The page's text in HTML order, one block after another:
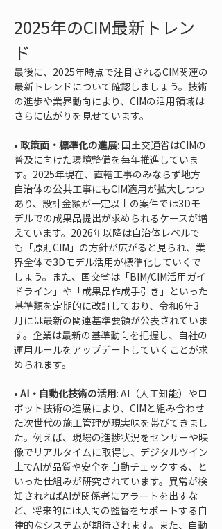
2025年のCIM最新トレン
ド
最後に、2025年時点で注目されるCIM関連の
最新トレンドについて確認しましょう。技術
の進歩や業界動向により、CIMの活用領域は
さらに広がりを見せています。
• 政策面・標準化の進展: 国土交通省はCIMの
普及に向けた環境整備を毎年推進していま
す。2025年現在、直轄工事のみならず地方
自治体の公共工事にもCIM適用が拡大しつつ
あり、設計金額が一定以上の案件では3Dモ
デルでの成果品提出が求められるケースが増
えています。2026年以降は自治体レベルで
も「原則CIM」の方針が広がると見られ、業
界全体で3Dモデル活用が標準化していくで
しょう。また、国交省は「BIM/CIM活用ガイ
ドライン」や「成果品作成手引き」といった
基準類を定期的に改訂しており、令和6年3
月には最新の関連基準要領が公表されていま
す。企業は最新の基準動向を把握し、自社の
運用ルールをアップデートしていくことが求
• AI・自動化技術の活用: AI（人工知能）やロ
ボット技術の進展により、CIMと組み合わせ
た次世代の施工管理が現実味を帯びてきまし
た。例えば、現場の進捗状況をセンサーや映
像でリアルタイムに取得し、デジタルツイン
上でAIが品質や安全を自動チェックする、と
いった仕組みが研究されています。異常が検
知されればAIが関係者にアラートを出すな
ど、将来的には人間の監督をサポートする自
律的なシステムが期待されます。また、自動